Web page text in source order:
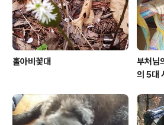
홀아비꽃대
부처님
의 5대